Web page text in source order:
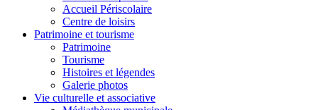
Accueil Périscolaire
Centre de loisirs
Patrimoine et tourisme
Patrimoine
Tourisme
Histoires et légendes
Galerie photos
Vie culturelle et associative